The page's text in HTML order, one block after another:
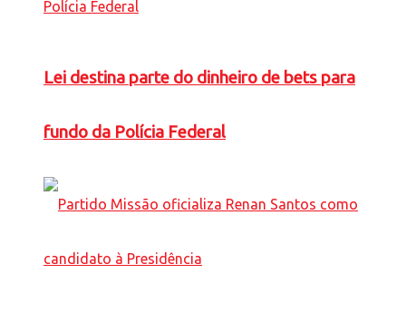
Lei destina parte do dinheiro de bets para
fundo da Polícia Federal